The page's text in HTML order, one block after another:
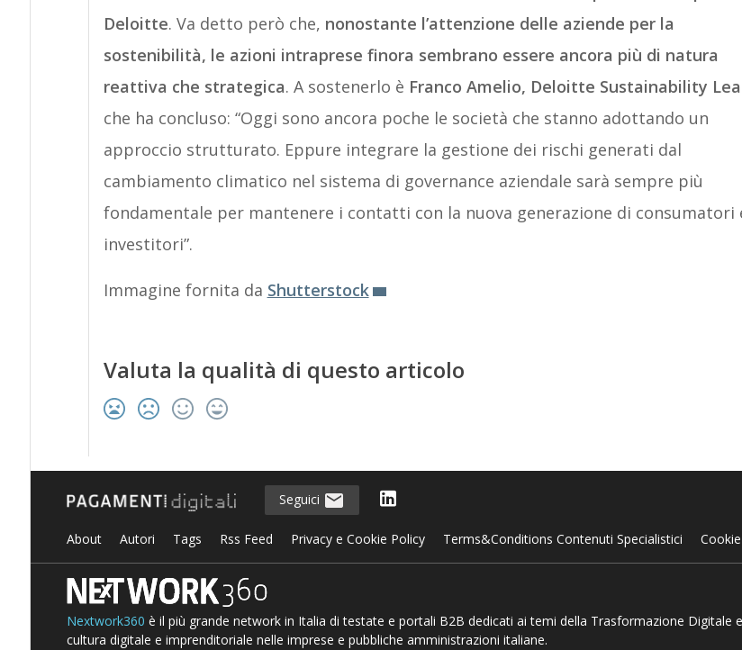
Deloitte. Va detto però che, nonostante l’attenzione delle aziende per la
sostenibilità, le azioni intraprese finora sembrano essere ancora più di natura
reattiva che strategica. A sostenerlo è Franco Amelio, Deloitte Sustainability
che ha concluso: “Oggi sono ancora poche le società che stanno adottando un
approccio strutturato. Eppure integrare la gestione dei rischi generati dal
cambiamento climatico nel sistema di governance aziendale sarà sempre più
fondamentale per mantenere i contatti con la nuova generazione di consumatori
investitori”.
Immagine fornita da Shutterstock
Valuta la qualità di questo articolo
Seguici
About Autori Tags Rss Feed Privacy e Cookie Policy Terms&Conditions Contenuti Specialistici
Nextwork360 è il più grande network in Italia di testate e portali B2B dedicati ai temi della Trasformazione Digitale
cultura digitale e imprenditoriale nelle imprese e pubbliche amministrazioni italiane.